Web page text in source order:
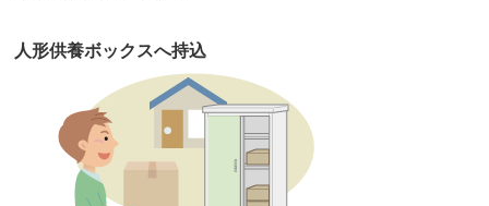
第27回人形供養祭平成29年6月14日(水)
第26回人形供養祭平成28年12月15日(木)
第25回人形供養祭 平成28年6月16日(木)
第24回人形供養祭 平成27年11月27日
人形供養ボックスへ持込